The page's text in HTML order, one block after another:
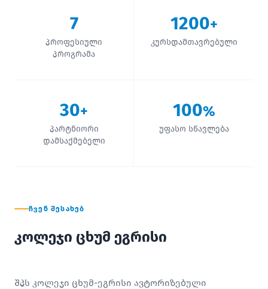
7
პროფესიული
პროგრამა
1200+
კურსდამთავრებული
30+
პარტნიორი
დამსაქმებელი
100%
უფასო სწავლება
ᲩᲕᲔᲜ ᲨᲔᲡᲐᲮᲔᲑ
კოლეჯი ცხუმ ეგრისი
შპს კოლეჯი ცხუმ-ეგრისი ავტორიზებული